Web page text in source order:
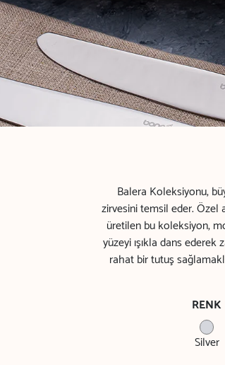
Balera Koleksiyonu,
zirvesini temsil eder.
üretilen bu koleksiyon,
yüzeyi ışıkla dans
rahat bir tutuş
RENK
Silver